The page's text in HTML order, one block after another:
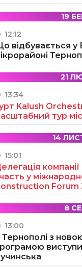
19
12:12
відбувається
21
13:34
Kalush
тур
14
15:01
у
Forum
8
13:00
Тернополі з